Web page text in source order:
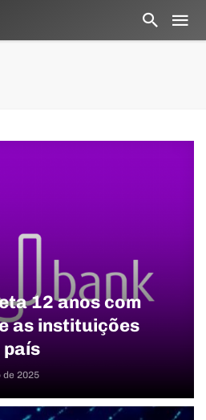
12 anos com
as instituições
de 2025